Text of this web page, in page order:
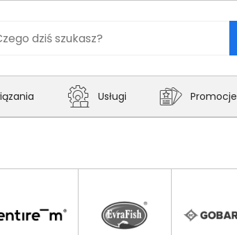
Usługi Promocje